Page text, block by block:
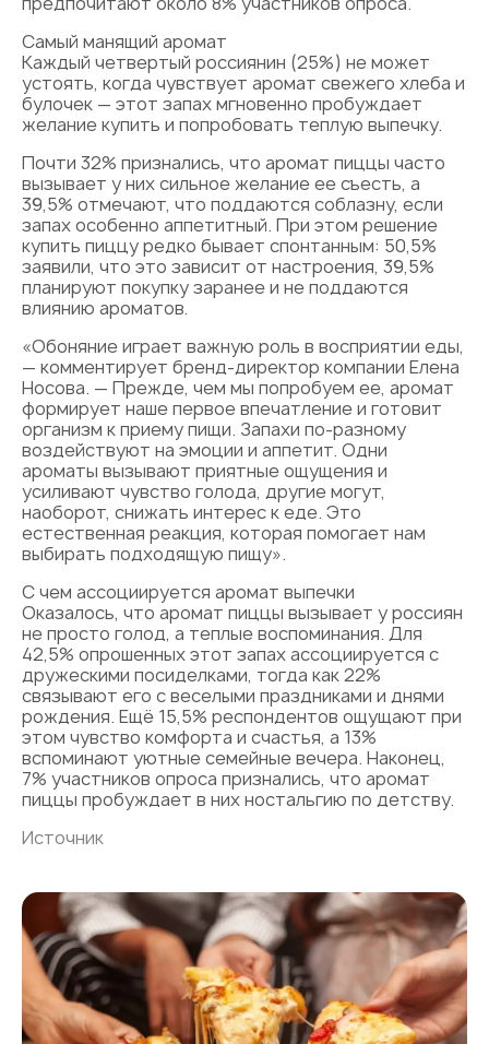
Самый манящий аромат
Каждый четвертый россиянин (25%) не может
устоять, когда чувствует аромат свежего хлеба и
булочек — этот запах мгновенно пробуждает
желание купить и попробовать теплую выпечку.
Почти 32% признались, что аромат пиццы часто
вызывает у них сильное желание ее съесть, а
39,5% отмечают, что поддаются соблазну, если
запах особенно аппетитный. При этом решение
купить пиццу редко бывает спонтанным: 50,5%
заявили, что это зависит от настроения, 39,5%
планируют покупку заранее и не поддаются
влиянию ароматов.
«Обоняние играет важную роль в восприятии еды,
— комментирует бренд-директор компании Елена
Носова. — Прежде, чем мы попробуем ее, аромат
формирует наше первое впечатление и готовит
организм к приему пищи. Запахи по-разному
воздействуют на эмоции и аппетит. Одни
ароматы вызывают приятные ощущения и
усиливают чувство голода, другие могут,
наоборот, снижать интерес к еде. Это
естественная реакция, которая помогает нам
выбирать подходящую пищу».
С чем ассоциируется аромат выпечки
Оказалось, что аромат пиццы вызывает у россиян
не просто голод, а теплые воспоминания. Для
42,5% опрошенных этот запах ассоциируется с
дружескими посиделками, тогда как 22%
связывают его с веселыми праздниками и днями
рождения. Ещё 15,5% респондентов ощущают при
этом чувство комфорта и счастья, а 13%
вспоминают уютные семейные вечера. Наконец,
7% участников опроса признались, что аромат
пиццы пробуждает в них ностальгию по детству.
Источник